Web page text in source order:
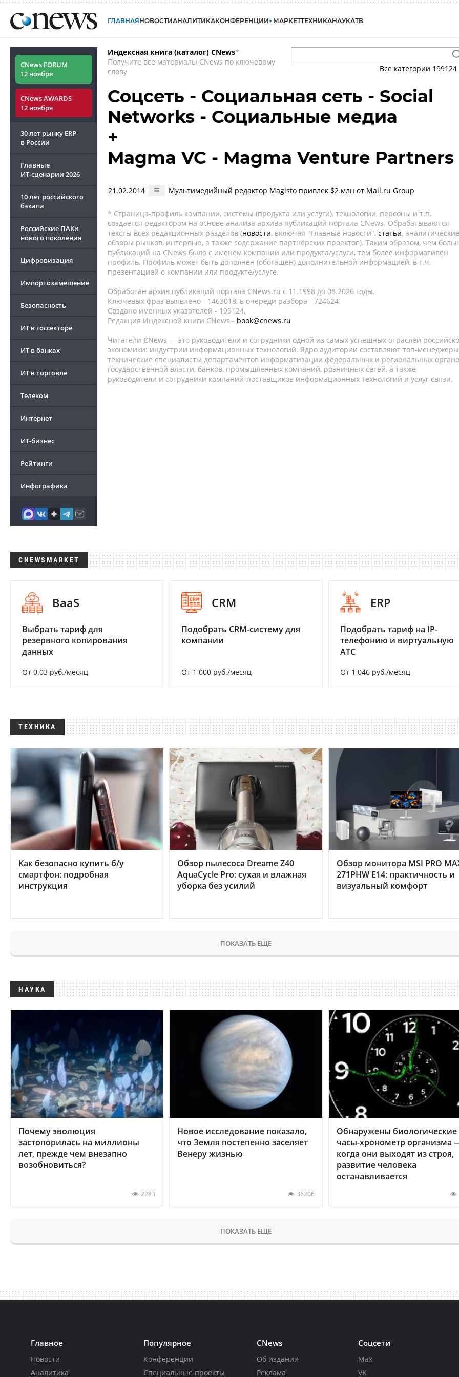
ГЛАВНАЯНОВОСТИАНАЛИТИКАКОНФЕРЕНЦИИ МАРКЕТТЕХНИКАНАУКАТВ
CNews FORUM
12 ноября
CNews AWARDS
12 ноября
30 лет рынку ERP
в России
Главные
ИТ-сценарии 2026
10 лет российского
бэкапа
Российские ПАКи
нового поколения
Цифровизация
Импортозамещение
Безопасность
ИТ в госсекторе
ИТ в банках
ИТ в торговле
Телеком
Интернет
ИТ-бизнес
Рейтинги
Инфографика
Индексная книга (каталог) CNews*
Получите все материалы CNews по ключевому
слову
Все категории 199124
Соцсеть - Социальная сеть - Social
Networks - Социальные медиа
+
Magma VC - Magma Venture Partners
21.02.2014 Мультимедийный редактор Magisto привлек $2 млн от Mail.ru Group
* Страница-профиль компании, системы (продукта или услуги), технологии, персоны и т.п.
создается редактором на основе анализа архива публикаций портала CNews. Обрабатываются
тексты всех редакционных разделов (новости, включая "Главные новости", статьи, аналитические
обзоры рынков, интервью, а также содержание партнёрских проектов). Таким образом, чем
публикаций на CNews было с именем компании или продукта/услуги, тем более информативен
профиль. Профиль может быть дополнен (обогащен) дополнительной информацией, в т.ч.
презентацией о компании или продукте/услуге.
Обработан архив публикаций портала CNews.ru c 11.1998 до 08.2026 годы.
Ключевых фраз выявлено - 1463018, в очереди разбора - 724624.
Создано именных указателей - 199124.
Редакция Индексной книги CNews - book@cnews.ru
Читатели CNews — это руководители и сотрудники одной из самых успешных отраслей
экономики: индустрии информационных технологий. Ядро аудитории составляют топ-
технические специалисты департаментов информатизации федеральных и региональных
государственной власти, банков, промышленных компаний, розничных сетей, а также
руководители и сотрудники компаний-поставщиков информационных технологий и услуг связи.
CNEWSMARKET
BaaS
Выбрать тариф для
резервного копирования
данных
От 0.03 руб./месяц
CRM
Подобрать CRM-систему для
компании
От 1 000 руб./месяц
ERP
Подобрать тариф на IP-
телефонию и виртуальную
АТС
От 1 046 руб./месяц
ТЕХНИКА
Как безопасно купить б/у
смартфон: подробная
инструкция
Обзор пылесоса Dreame Z40
AquaCycle Pro: сухая и влажная
уборка без усилий
Обзор монитора MSI PRO
271PHW E14: практичность и
визуальный комфорт
ПОКАЗАТЬ ЕЩЕ
НАУКА
Почему эволюция
застопорилась на миллионы
лет, прежде чем внезапно
возобновиться?
2283
Новое исследование показало,
что Земля постепенно заселяет
Венеру жизнью
36206
Обнаружены биологические
часы-хронометр организма
когда они выходят из строя,
развитие человека
останавливается
ПОКАЗАТЬ ЕЩЕ
Главное
Новости
Аналитика
Популярное
Конференции
Специальные проекты
CNews
Об издании
Реклама
Соцсети
Max
VK